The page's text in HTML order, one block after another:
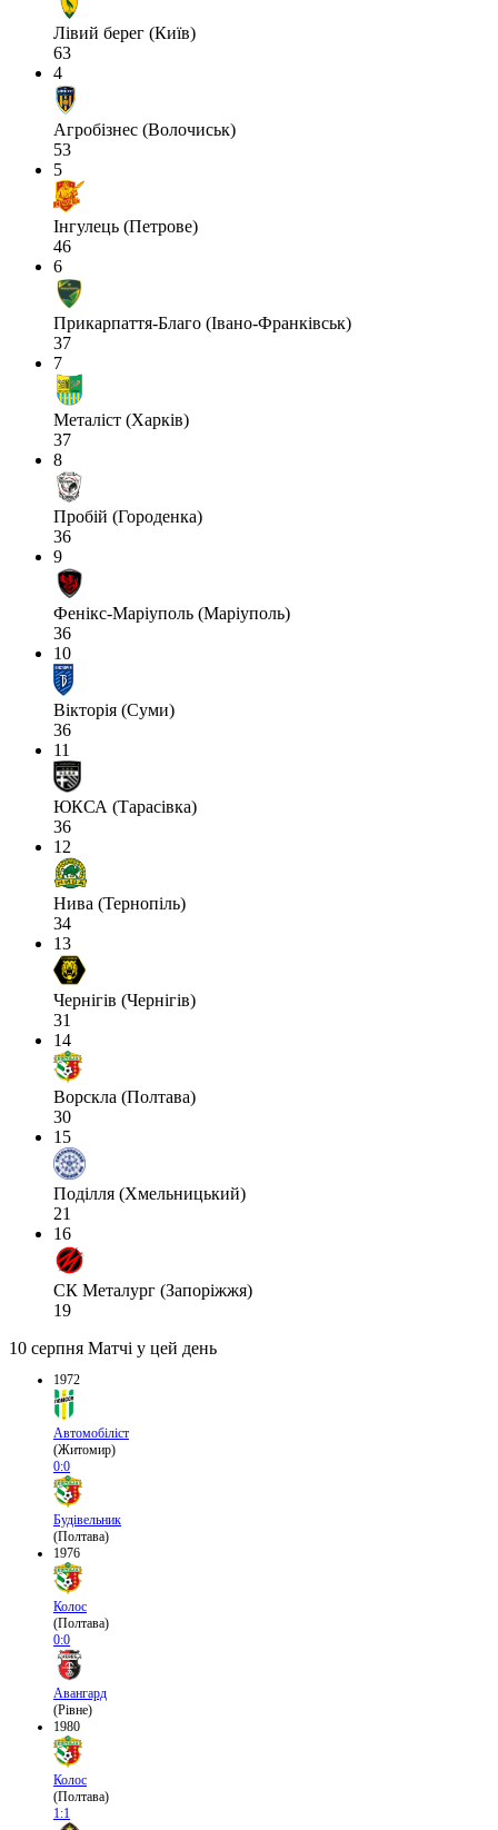
Лівий берег (Київ)
63
4
Агробізнес (Волочиськ)
53
5
Інгулець (Петрове)
46
6
Прикарпаття-Благо (Івано-Франківськ)
37
7
Металіст (Харків)
37
8
Пробій (Городенка)
36
9
Фенікс-Маріуполь (Маріуполь)
36
10
Вікторія (Суми)
36
11
ЮКСА (Тарасівка)
36
12
Нива (Тернопіль)
34
13
Чернігів (Чернігів)
31
14
Ворскла (Полтава)
30
15
Поділля (Хмельницький)
21
16
СК Металург (Запоріжжя)
19
10 серпня Матчі у цей день
1972
Автомобіліст
(Житомир)
0:0
Будівельник
(Полтава)
1976
Колос
(Полтава)
0:0
Авангард
(Рівне)
1980
Колос
(Полтава)
1:1